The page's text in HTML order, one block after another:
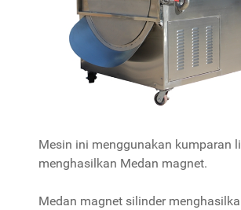
Mesin ini menggunakan kumparan
menghasilkan Medan magnet.
Medan magnet silinder